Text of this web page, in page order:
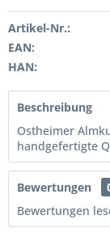
Artikel-Nr.:
EAN:
HAN:
Beschreibung
Ostheimer
handgefertigte
Bewertungen
Bewertungen